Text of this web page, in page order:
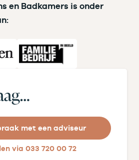
en Badkamers is onder
met een adviseur
via 033 720 00 72